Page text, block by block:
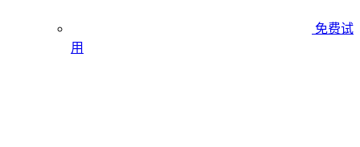
免费试
用